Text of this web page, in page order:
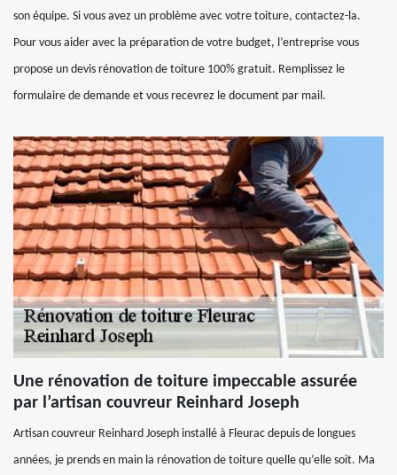
son équipe. Si vous avez un problème avec votre toiture, contactez-la.
Pour vous aider avec la préparation de votre budget, l’entreprise vous
propose un devis rénovation de toiture 100% gratuit. Remplissez le
formulaire de demande et vous recevrez le document par mail.
Une rénovation de toiture impeccable assurée
par l’artisan couvreur Reinhard Joseph
Artisan couvreur Reinhard Joseph installé à Fleurac depuis de longues
années, je prends en main la rénovation de toiture quelle qu’elle soit. Ma